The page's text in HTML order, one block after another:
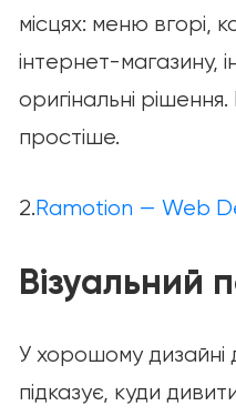
місцях: меню вгорі,
інтернет-магазину,
оригінальні
простіше.
2.Ramotion — Web
Візуальний
У хорошому дизайні
підказує, куди